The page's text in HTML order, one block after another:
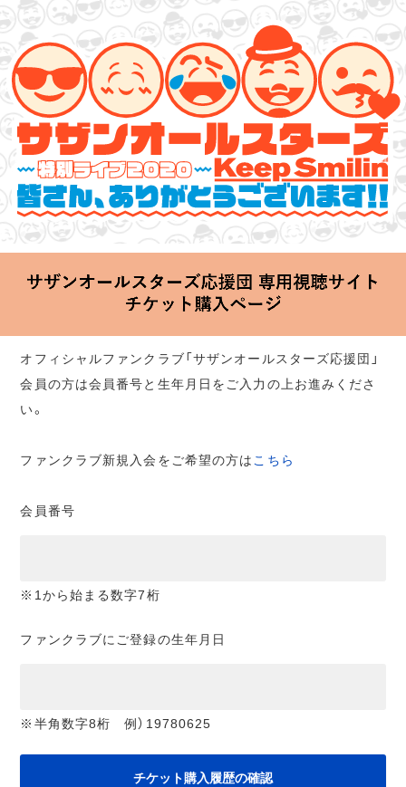
サザンオールスターズ 特別ライブ 2020
「Keep Smilin’～皆さん、ありがとうございます!!～」
2020.06.25 Thu 20:00 Start at 横浜アリーナ
オフィシャルファンクラブ「サザンオールスターズ応援団」
会員の方は会員番号と生年月日をご入力の上お進みくださ
い。
ファンクラブ新規入会をご希望の方は こちら
会員番号
※1から始まる数字7桁
ファンクラブにご登録の生年月日
※半角数字8桁 例）19780625
チケット購入履歴の確認